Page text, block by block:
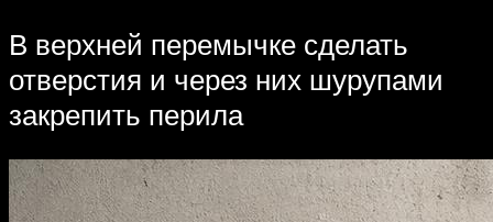
В верхней перемычке сделать
отверстия и через них шурупами
закрепить перила